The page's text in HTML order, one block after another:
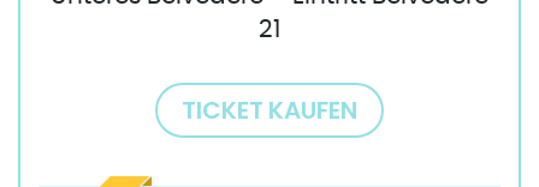
21
TICKET KAUFEN